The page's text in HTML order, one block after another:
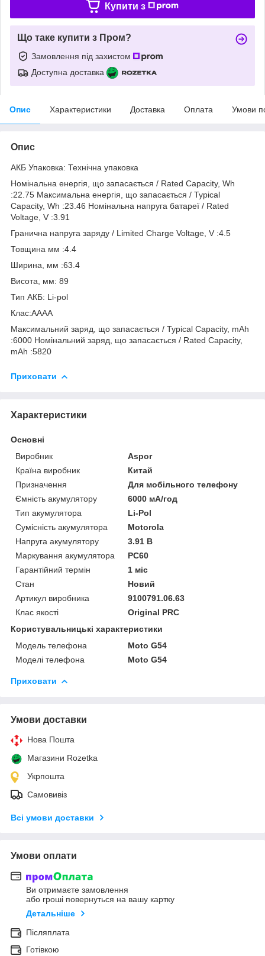
Купити з
Що таке купити з Пром?
Замовлення під захистом
Доступна доставка
Опис Характеристики Доставка Оплата Умови
Опис
АКБ Упаковка: Технічна упаковка
Номінальна енергія, що запасається / Rated Capacity, Wh
:22.75 Максимальна енергія, що запасається / Typical
Capacity, Wh :23.46 Номінальна напруга батареї / Rated
Voltage, V :3.91
Гранична напруга заряду / Limited Charge Voltage, V :4.5
Товщина мм :4.4
Ширина, мм :63.4
Висота, мм: 89
Тип АКБ: Li-pol
Клас:AAAA
Максимальний заряд, що запасається / Typical Capacity, mAh
:6000 Номінальний заряд, що запасається / Rated Capacity,
mAh :5820
Приховати
Характеристики
Основні
Виробник
Aspor
Країна виробник
Китай
Призначення
Для мобільного телефону
Ємність акумулятору
6000 мА/год
Тип акумулятора
Li-Pol
Сумісність акумулятора
Motorola
Напруга акумулятору
3.91 В
Маркування акумулятора
PC60
Гарантійний термін
1 міс
Стан
Новий
Артикул виробника
9100791.06.63
Клас якості
Original PRC
Користувальницькі характеристики
Модель телефона
Moto G54
Моделі телефона
Moto G54
Приховати
Умови доставки
Нова Пошта
Магазини Rozetka
Укрпошта
Самовивіз
Всі умови доставки
Умови оплати
Ви отримаєте замовлення
або гроші повернуться на вашу картку
Детальніше
Післяплата
Готівкою